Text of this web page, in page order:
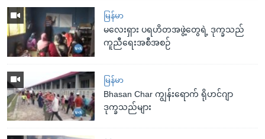
မြန်မာ
မလေးရှား ပရဟိတအဖွဲ့တွေရဲ့ ဒုက္ခသည်
ကူညီရေးအစီအစဉ်
မြန်မာ
Bhasan Char ကျွန်းရောက် ရိုဟင်ဂျာ
ဒုက္ခသည်များ